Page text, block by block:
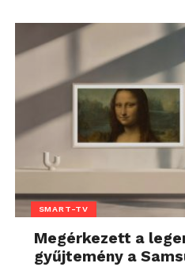
SMART-TV
Megérkezett a
gyűjtemény a